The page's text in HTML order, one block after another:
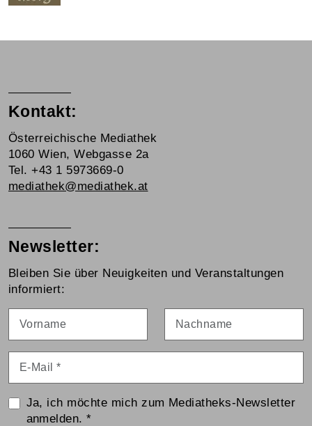
Kontakt:
Österreichische Mediathek
1060 Wien, Webgasse 2a
Tel. +43 1 5973669-0
mediathek@mediathek.at
Newsletter:
Bleiben Sie über Neuigkeiten und Veranstaltungen
informiert:
Ja, ich möchte mich zum Mediatheks-Newsletter
anmelden.*